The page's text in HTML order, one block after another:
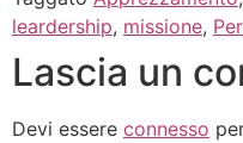
leardership, missione,
Lascia un
Devi essere connesso